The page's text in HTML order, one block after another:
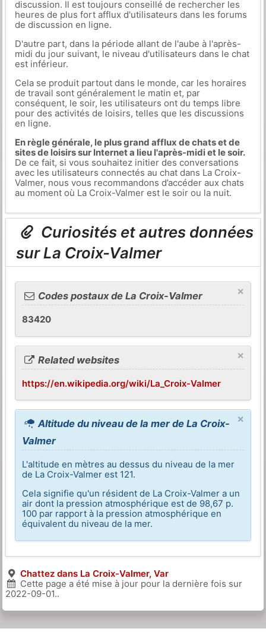
discussion. Il est toujours conseillé de rechercher les
heures de plus fort afflux d'utilisateurs dans les forums
de discussion en ligne.
D'autre part, dans la période allant de l'aube à l'après-
midi du jour suivant, le niveau d'utilisateurs dans le chat
est inférieur.
Cela se produit partout dans le monde, car les horaires
de travail sont généralement le matin et, par
conséquent, le soir, les utilisateurs ont du temps libre
pour des activités de loisirs, telles que les discussions
en ligne.
En règle générale, le plus grand afflux de chats et de
sites de loisirs sur Internet a lieu l'après-midi et le soir.
De ce fait, si vous souhaitez initier des conversations
avec les utilisateurs connectés au chat dans La Croix-
Valmer, nous vous recommandons d’accéder aux chats
au moment où La Croix-Valmer est le soir ou la nuit.
Curiosités et autres données
sur La Croix-Valmer
×
Codes postaux de La Croix-Valmer
83420
×
Related websites
https://en.wikipedia.org/wiki/La_Croix-Valmer
×
Altitude du niveau de la mer de La Croix-
Valmer
L'altitude en mètres au dessus du niveau de la mer
de La Croix-Valmer est 121.
Cela signifie qu'un résident de La Croix-Valmer a un
air dont la pression atmosphérique est de 98,67 p.
100 par rapport à la pression atmosphérique en
équivalent du niveau de la mer.
Chattez dans La Croix-Valmer, Var
Cette page a été mise à jour pour la dernière fois sur
2022-09-01..